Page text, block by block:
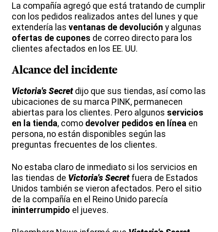
La compañía agregó que está tratando de cumplir
con los pedidos realizados antes del lunes y que
extendería las ventanas de devolución y algunas
ofertas de cupones de correo directo para los
clientes afectados en los EE. UU.
Alcance del incidente
Victoria's Secretdijo que sus tiendas, así como las
ubicaciones de su marca PINK, permanecen
abiertas para los clientes. Pero algunos servicios
en la tienda, como devolver pedidos en línea en
persona, no están disponibles según las
preguntas frecuentes de los clientes.
No estaba claro de inmediato si los servicios en
las tiendas de Victoria's Secretfuera de Estados
Unidos también se vieron afectados. Pero el sitio
de la compañía en el Reino Unido parecía
ininterrumpido el jueves.